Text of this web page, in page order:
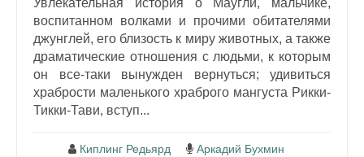
Увлекательная история о Маугли, мальчике,
воспитанном волками и прочими обитателями
джунглей, его близость к миру животных, а также
драматические отношения с людьми, к которым
он все-таки вынужден вернуться; удивиться
храбрости маленького храброго мангуста Рикки-
Тикки-Тави, вступ...
Киплинг Редьярд
Аркадий Бухмин